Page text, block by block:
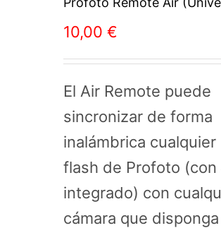
10,00 €
El Air Remote puede
sincronizar de forma
inalámbrica cualquier
flash de Profoto (con
integrado) con
cámara que